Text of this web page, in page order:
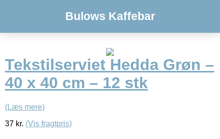
Bulows Kaffebar
Tekstilserviet Hedda Grøn –
40 x 40 cm – 12 stk
(Læs mere)
37 kr. (Vis fragtpris)